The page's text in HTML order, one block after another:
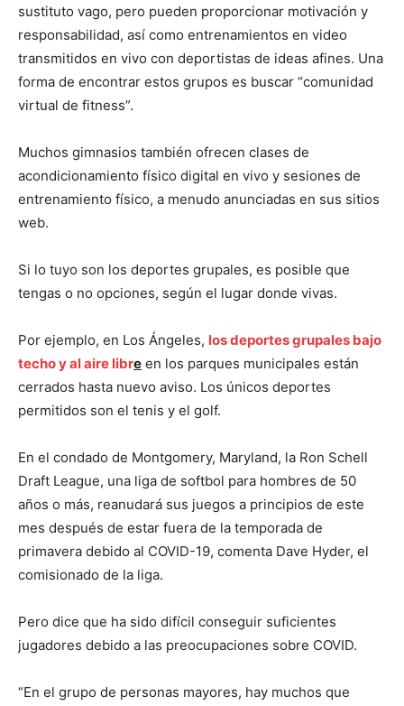
sustituto vago, pero pueden proporcionar motivación y
responsabilidad, así como entrenamientos en video
transmitidos en vivo con deportistas de ideas afines. Una
forma de encontrar estos grupos es buscar “comunidad
virtual de fitness”.
Muchos gimnasios también ofrecen clases de
acondicionamiento físico digital en vivo y sesiones de
entrenamiento físico, a menudo anunciadas en sus sitios
web.
Si lo tuyo son los deportes grupales, es posible que
tengas o no opciones, según el lugar donde vivas.
Por ejemplo, en Los Ángeles, los deportes grupales bajo
techo y al aire libre en los parques municipales están
cerrados hasta nuevo aviso. Los únicos deportes
permitidos son el tenis y el golf.
En el condado de Montgomery, Maryland, la Ron Schell
Draft League, una liga de softbol para hombres de 50
años o más, reanudará sus juegos a principios de este
mes después de estar fuera de la temporada de
primavera debido al COVID-19, comenta Dave Hyder, el
comisionado de la liga.
Pero dice que ha sido difícil conseguir suficientes
jugadores debido a las preocupaciones sobre COVID.
“En el grupo de personas mayores, hay muchos que